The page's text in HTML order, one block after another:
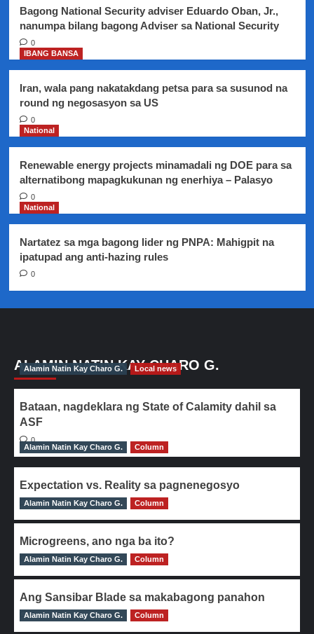
Bagong National Security adviser Eduardo Oban, Jr.,
nanumpa bilang bagong Adviser sa National Security
0
IBANG BANSA
Iran, wala pang nakatakdang petsa para sa susunod na
round ng negosasyon sa US
0
National
Renewable energy projects minamadali ng DOE para sa
alternatibong mapagkukunan ng enerhiya – Palasyo
0
National
Nartatez sa mga bagong lider ng PNPA: Mahigpit na
ipatupad ang anti-hazing rules
0
ALAMIN NATIN KAY CHARO G.
Alamin Natin Kay Charo G. Local news
Bataan, nagdeklara ng State of Calamity dahil sa
ASF
0
Alamin Natin Kay Charo G.
Column
Expectation vs. Reality sa pagnenegosyo
0
Alamin Natin Kay Charo G. Column
Microgreens, ano nga ba ito?
0
Alamin Natin Kay Charo G. Column
Ang Sansibar Blade sa makabagong panahon
0
Alamin Natin Kay Charo G. Column